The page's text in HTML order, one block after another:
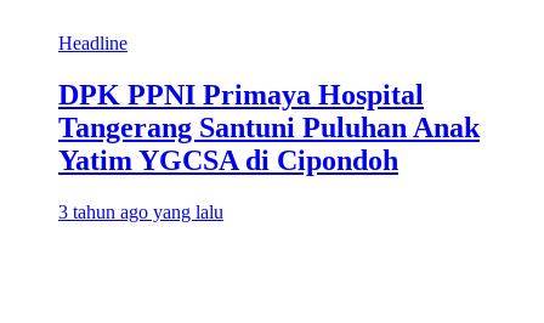
Headline
DPK PPNI Primaya Hospital
Tangerang Santuni Puluhan Anak
Yatim YGCSA di Cipondoh
3 tahun ago yang lalu